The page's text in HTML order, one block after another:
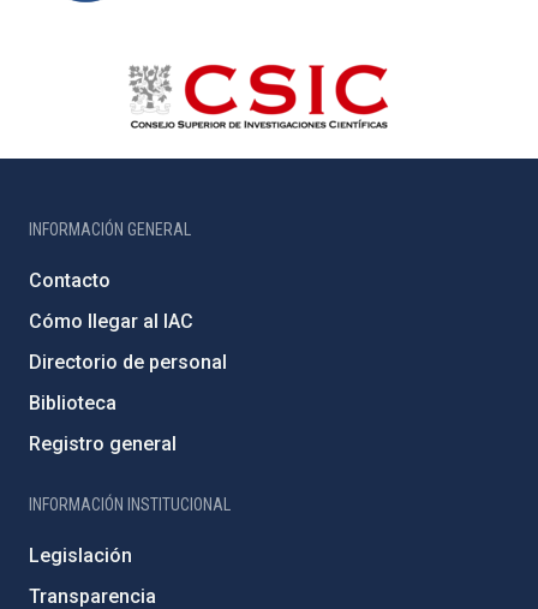
INFORMACIÓN GENERAL
Contacto
Cómo llegar al IAC
Directorio de personal
Biblioteca
Registro general
INFORMACIÓN INSTITUCIONAL
Legislación
Transparencia